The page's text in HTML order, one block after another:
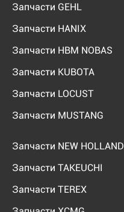
Запчасти GEHL
Запчасти HANIX
Запчасти HBM NOBAS
Запчасти KUBOTA
Запчасти LOCUST
Запчасти MUSTANG
Запчасти NEW HOLLAND
Запчасти TAKEUCHI
Запчасти TEREX